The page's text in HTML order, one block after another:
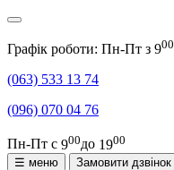
Графік роботи: Пн-Пт з 900
(063) 533 13 74
(096) 070 04 76
Пн-Пт с 900до 1900
☰ меню
Замовити дзвінок